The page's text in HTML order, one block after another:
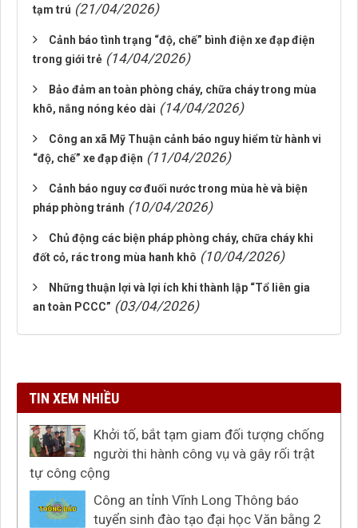
tạm trú (21/04/2026)
Cảnh báo tình trạng “độ, chế” bình điện xe đạp điện
trong giới trẻ (14/04/2026)
Bảo đảm an toàn phòng cháy, chữa cháy trong mùa
khô, nắng nóng kéo dài (14/04/2026)
Công an xã Mỹ Thuận cảnh báo nguy hiểm từ hành vi
“độ, chế” xe đạp điện (11/04/2026)
Cảnh báo nguy cơ đuối nước trong mùa hè và biện
pháp phòng tránh (10/04/2026)
Chủ động các biện pháp phòng cháy, chữa cháy khi
đốt cỏ, rác trong mùa hanh khô (10/04/2026)
Những thuận lợi và lợi ích khi thành lập “Tổ liên gia
an toàn PCCC” (03/04/2026)
TIN XEM NHIỀU
Khởi tố, bắt tạm giam đối tượng chống
người thi hành công vụ và gây rối trật
tự công cộng
Công an tỉnh Vĩnh Long Thông báo
tuyển sinh đào tạo đại học Văn bằng 2